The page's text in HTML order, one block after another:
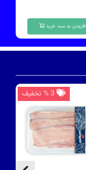
افزودن به سبد خرید